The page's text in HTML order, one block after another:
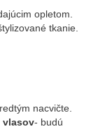
opletom.
tkanie.
nacvičte.
vlasov- budú